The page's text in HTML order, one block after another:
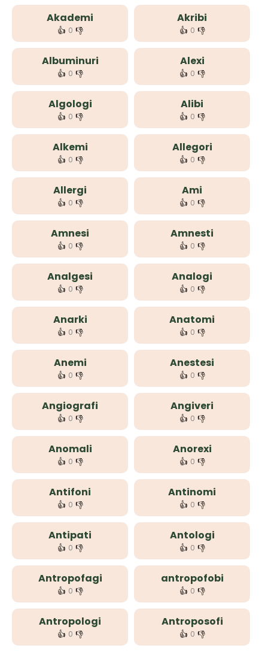
Akademi
👍 0 👎
Akribi
👍 0 👎
Albuminuri
👍 0 👎
Alexi
👍 0 👎
Algologi
👍 0 👎
Alibi
👍 0 👎
Alkemi
👍 0 👎
Allegori
👍 0 👎
Allergi
👍 0 👎
Ami
👍 0 👎
Amnesi
👍 0 👎
Amnesti
👍 0 👎
Analgesi
👍 0 👎
Analogi
👍 0 👎
Anarki
👍 0 👎
Anatomi
👍 0 👎
Anemi
👍 0 👎
Anestesi
👍 0 👎
Angiografi
👍 0 👎
Angiveri
👍 0 👎
Anomali
👍 0 👎
Anorexi
👍 0 👎
Antifoni
👍 0 👎
Antinomi
👍 0 👎
Antipati
👍 0 👎
Antologi
👍 0 👎
Antropofagi
👍 0 👎
antropofobi
👍 0 👎
Antropologi
👍 0 👎
Antroposofi
👍 0 👎